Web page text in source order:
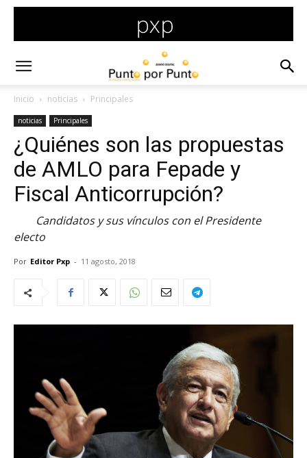
Inicio noticias Principales
noticias Principales
¿Quiénes son las propuestas
de AMLO para Fepade y
Fiscal Anticorrupción?
Candidatos y sus vínculos con el Presidente
electo
Por Editor Pxp - 11 agosto, 2018